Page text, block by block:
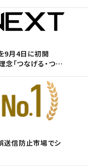
9月4日に初開
「つなげる・つな
信防止市場でシ
ないPPAP問題～
EGGの連携
一時閉鎖』のお